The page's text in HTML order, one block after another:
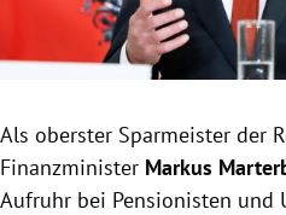
Untermenü
Untermenü
Untermenü
Als oberster Sparmeister der
Finanzminister Markus
Aufruhr bei Pensionisten und